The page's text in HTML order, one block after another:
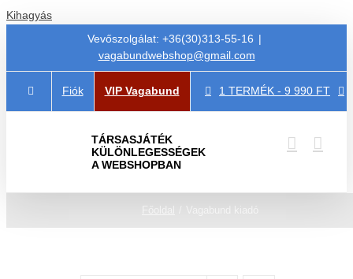
Kihagyás
Vevőszolgálat: +36(30)313-55-16 |
vagabundwebshop@gmail.com
Fiók VIP Vagabund 1 TERMÉK - 9 990 FT
TÁRSASJÁTÉK
KÜLÖNLEGESSÉGEK
A WEBSHOPBAN
Főoldal Vagabund kiadó